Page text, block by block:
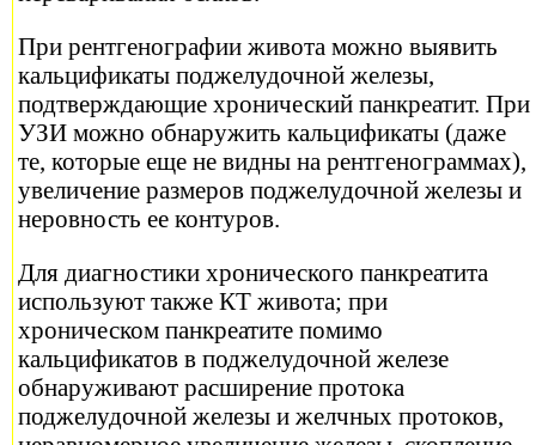
При рентгенографии живота можно выявить
кальцификаты поджелудочной железы,
подтверждающие хронический панкреатит. При
УЗИ можно обнаружить кальцификаты (даже
те, которые еще не видны на рентгенограммах),
увеличение размеров поджелудочной железы и
неровность ее контуров.
Для диагностики хронического панкреатита
используют также КТ живота; при
хроническом панкреатите помимо
кальцификатов в поджелудочной железе
обнаруживают расширение протока
поджелудочной железы и желчных протоков,